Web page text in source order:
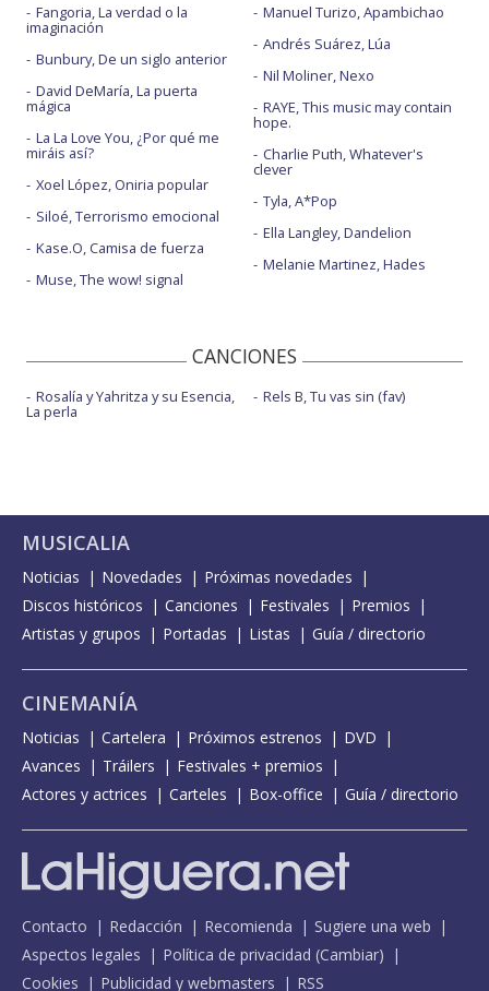
Fangoria, La verdad o la
imaginación
Bunbury, De un siglo anterior
David DeMaría, La puerta
mágica
La La Love You, ¿Por qué me
miráis así?
Xoel López, Oniria popular
Siloé, Terrorismo emocional
Kase.O, Camisa de fuerza
Muse, The wow! signal
Manuel Turizo, Apambichao
Andrés Suárez, Lúa
Nil Moliner, Nexo
RAYE, This music may contain
hope.
Charlie Puth, Whatever's
clever
Tyla, A*Pop
Ella Langley, Dandelion
Melanie Martinez, Hades
CANCIONES
Rosalía y Yahritza y su Esencia,
La perla
Rels B, Tu vas sin (fav)
MUSICALIA
Noticias Novedades
Próximas novedades
Discos históricos
Canciones Festivales
Premios
Artistas y grupos
Portadas Listas Guía / directorio
CINEMANÍA
Noticias Cartelera Próximos estrenos
DVD
Avances
Tráilers
Festivales + premios
Actores y actrices
Carteles Box-office Guía / directorio
Contacto Redacción Recomienda
Sugiere una web
Aspectos legales
Política de privacidad (Cambiar)
Cookies
Publicidad y webmasters RSS